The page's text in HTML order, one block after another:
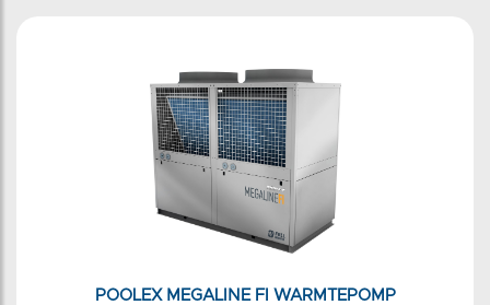
POOLEX MEGALINE FI WARMTEPOMP